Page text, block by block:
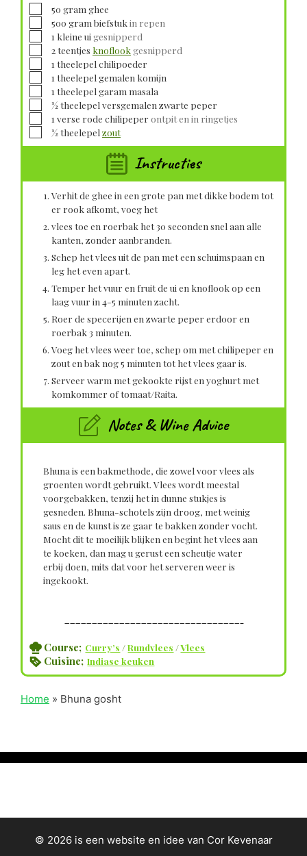
▢
50 gram ghee
▢
500 gram biefstuk in repen
▢1 kleine ui gesnipperd
▢
2 teentjes knoflookgesnipperd
▢1 theelepel chilipoeder
▢1 theelepel gemalen komijn
▢1 theelepel garam masala
▢
½ theelepel versgemalen zwarte peper
▢1 verse rode chilipeper ontpit en in ringetjes
▢
½ theelepel zout
Instructies
Verhit de ghee in een grote pan met dikke bodem tot
er rook afkomt, voeg het
vlees toe en roerbak het 30 seconden snel aan alle
kanten, zonder aanbranden.
Schep het vlees uit de pan met een schuimspaan en
leg het even apart.
Temper het vuur en fruit de ui en knoflook op een
laag vuur in 4-5 minuten zacht.
Roer de specerijen en zwarte peper erdoor en
roerbak 3 minuten.
Voeg het vlees weer toe, schep om met chilipeper en
zout en bak nog 5 minuten tot het vlees gaar is.
Serveer warm met gekookte rijst en yoghurt met
komkommer of tomaat/Raita.
Notes & Wine Advice
Bhuna is een bakmethode, die zowel voor vlees als
groenten wordt gebruikt. Vlees wordt meestal
voorgebakken, tenzij het in dunne stukjes is
gesneden. Bhuna-schotels zijn droog, met weinig
saus en de kunst is ze gaar te bakken zonder vocht.
Mocht dit te moeilijk blijken en begint het vlees aan
te koeken, dan mag u gerust een scheutje water
erbij doen, mits dat voor het serveren weer is
ingekookt.
————————————————————————————————–
Course; Curry’s /Rundvlees /Vlees
Cuisine; Indiase keuken
Home » Bhuna gosht
© 2026 is een website en idee van Cor Kevenaar